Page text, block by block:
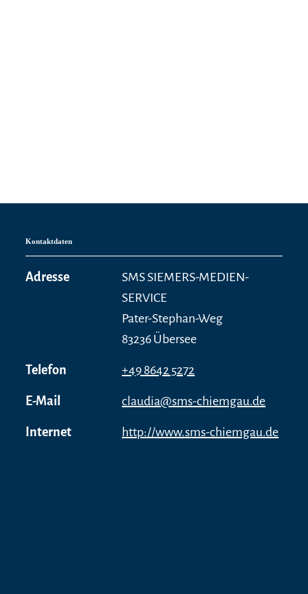
Kontaktdaten
Adresse
SMS SIEMERS-MEDIEN-
SERVICE
Pater-Stephan-Weg
83236 Übersee
Telefon +49 8642 5272
E-Mail claudia@sms-chiemgau.de
Internet http://www.sms-chiemgau.de